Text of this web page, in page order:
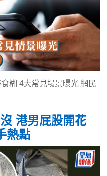
糊 4大常見場景曝光 網民
港男屁股開花
熱點